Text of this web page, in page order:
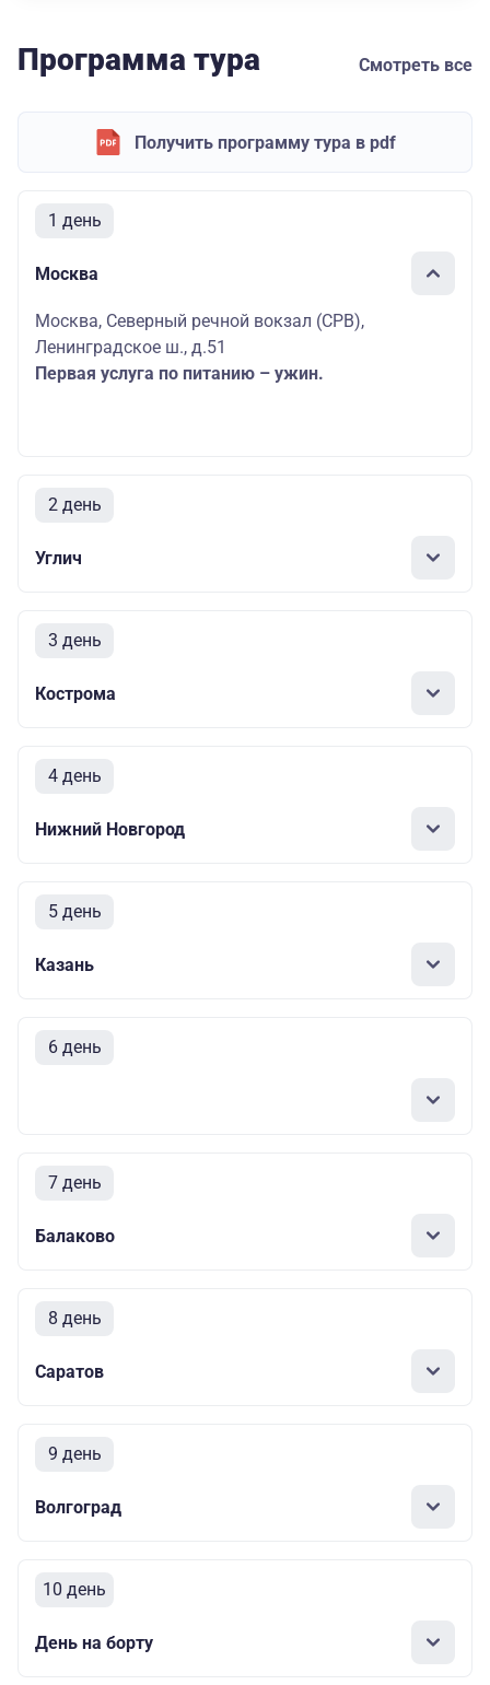
Программа тура Смотреть все
Получить программу тура в pdf
1 день
Москва
Москва, Северный речной вокзал (СРВ),
Ленинградское ш., д.51
Первая услуга по питанию – ужин.
2 день
Углич
3 день
Кострома
4 день
Нижний Новгород
5 день
Казань
6 день
7 день
Балаково
8 день
Саратов
9 день
Волгоград
10 день
День на борту